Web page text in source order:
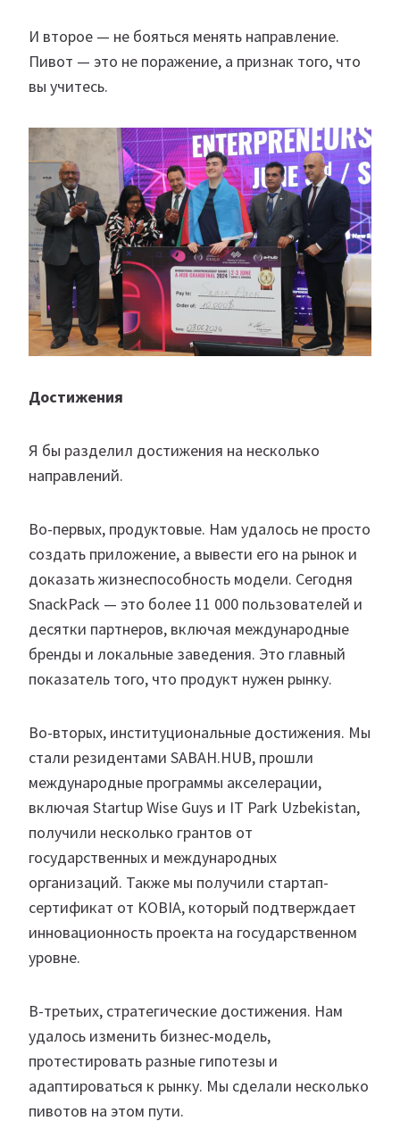
И второе — не бояться менять направление.
Пивот — это не поражение, а признак того, что
вы учитесь.
Достижения
Я бы разделил достижения на несколько
направлений.
Во-первых, продуктовые. Нам удалось не просто
создать приложение, а вывести его на рынок и
доказать жизнеспособность модели. Сегодня
SnackPack — это более 11 000 пользователей и
десятки партнеров, включая международные
бренды и локальные заведения. Это главный
показатель того, что продукт нужен рынку.
Во-вторых, институциональные достижения. Мы
стали резидентами SABAH.HUB, прошли
международные программы акселерации,
включая Startup Wise Guys и IT Park Uzbekistan,
получили несколько грантов от
государственных и международных
организаций. Также мы получили стартап-
сертификат от KOBIA, который подтверждает
инновационность проекта на государственном
уровне.
В-третьих, стратегические достижения. Нам
удалось изменить бизнес-модель,
протестировать разные гипотезы и
адаптироваться к рынку. Мы сделали несколько
пивотов на этом пути.